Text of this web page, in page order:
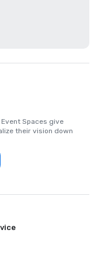
Spaces give
their vision down